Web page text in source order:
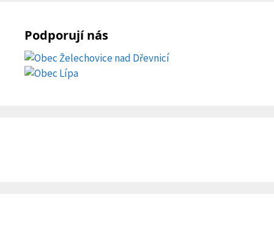
Podporují nás